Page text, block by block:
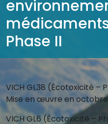
Phase II
VICH GL38 (Écotoxicité –
Mise en œuvre en
VICH GL6 (Écotoxicité –